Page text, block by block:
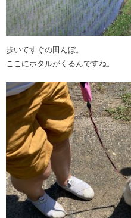
歩いてすぐの田んぼ。
ここにホタルがくるんですね。